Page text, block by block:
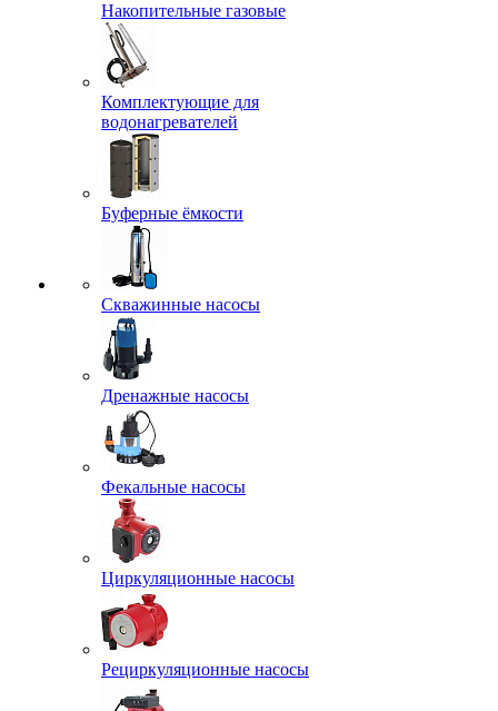
Накопительные газовые
Комплектующие для
водонагревателей
Буферные ёмкости
Скважинные насосы
Дренажные насосы
Фекальные насосы
Циркуляционные насосы
Рециркуляционные насосы